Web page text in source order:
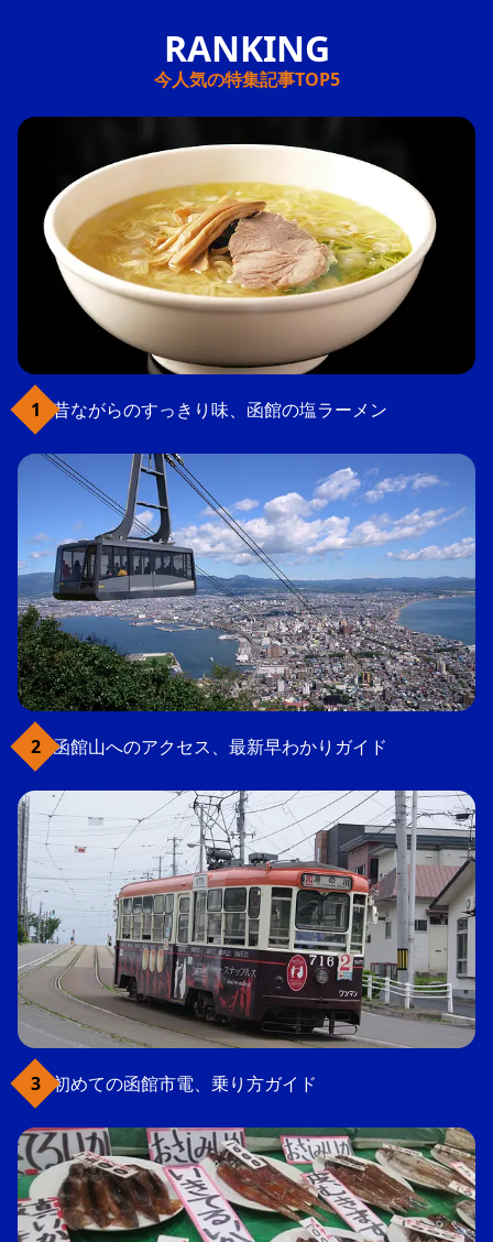
今人気の特集記事TOP5
昔ながらのすっきり味、函館の塩ラーメン
函館山へのアクセス、最新早わかりガイド
初めての函館市電、乗り方ガイド